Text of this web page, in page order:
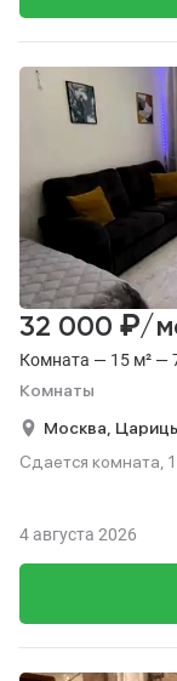
Комната — 15 м² —
Комнаты
32 000 ₽/
Москва,
Сдается комната,
4 августа 2026